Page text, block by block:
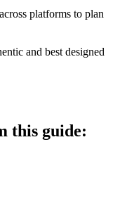
platforms to plan
and best designed
this guide: